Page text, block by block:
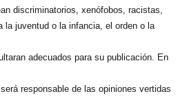
discriminatorios, xenófobos, racistas,
la juventud o la infancia, el orden o la
adecuados para su publicación. En
responsable de las opiniones vertidas